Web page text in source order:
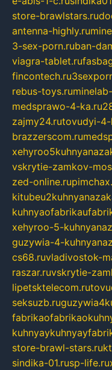
store-brawlstars.ru
antenna-highly.ru
3-sex-porn.ruban-
viagra-tablet.ru
fincontech.ru
rebus-toys.ru
medsprawo-4-ka.ru
zajmy24.rutovudyi-4-
brazzerscom.ru
vskrytie-zamkov-
zed-online.ru
xehyroo-5-
guzywia-4-
cs68.ruvladivostok-
raszar.ruvskrytie-
lipetsktelecom.ru
seksuzb.ru
store-brawl-stars.ru
sindika-01.rusp-life.ru